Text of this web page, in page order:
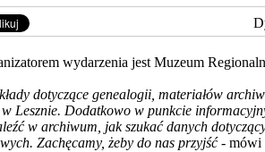
wydarzenia jest Muzeum
dotyczące genealogii, materiałów
Lesznie. Dodatkowo w punkcie
w archiwum, jak szukać danych
Zachęcamy, żeby do nas przyjść - mówi